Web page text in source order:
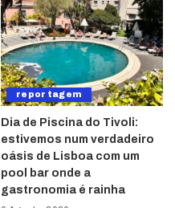
reportagem
Dia de Piscina do Tivoli:
estivemos num verdadeiro
oásis de Lisboa com um
pool bar onde a
gastronomia é rainha